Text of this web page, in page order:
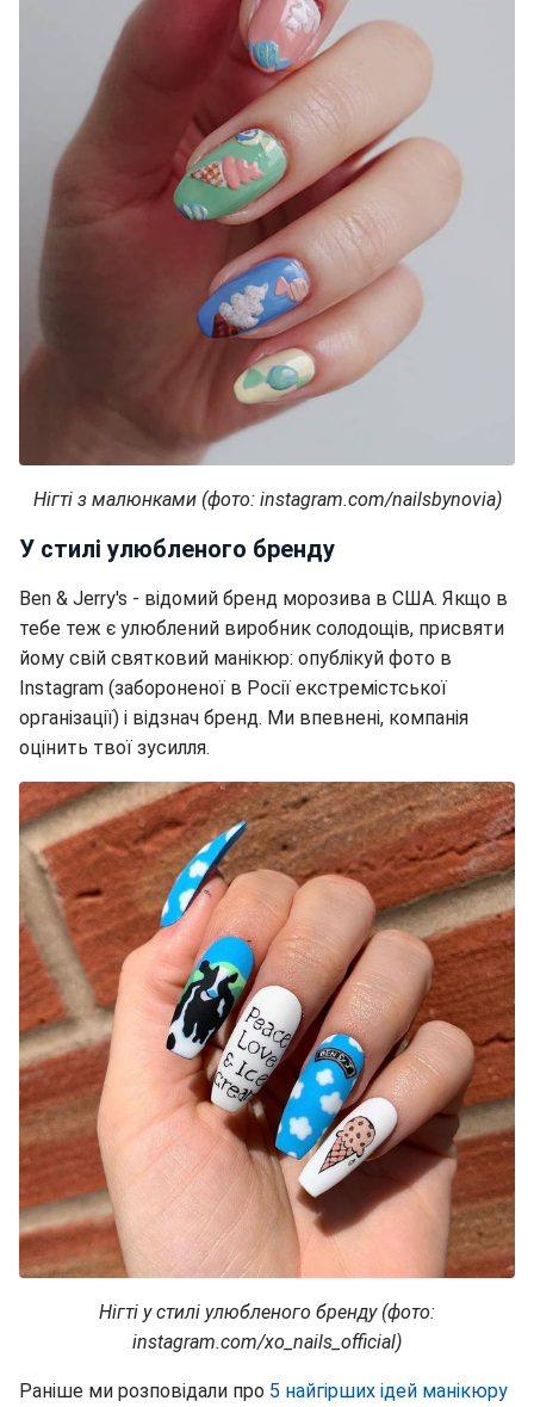
Нігті з малюнками (фото: instagram.com/nailsbynovia​​​​​​​)
У стилі улюбленого бренду
Ben & Jerry's - відомий бренд морозива в США. Якщо в
тебе теж є улюблений виробник солодощів, присвяти
йому свій святковий манікюр: опублікуй фото в
Instagram (забороненої в Росії екстремістської
організації) і відзнач бренд. Ми впевнені, компанія
оцінить твої зусилля.
Нігті у стилі улюбленого бренду (фото:
instagram.com/xo_nails_official)
Раніше ми розповідали про 5 найгірших ідей манікюру